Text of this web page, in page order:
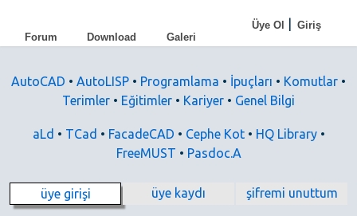
Üye Ol
Giriş
Forum
Download Galeri
AutoCAD • AutoLISP • Programlama • İpuçları • Komutlar •
Terimler • Eğitimler • Kariyer • Genel Bilgi
aLd • TCad • FacadeCAD • Cephe Kot• HQ Library•
FreeMUST • Pasdoc.A
üye girişi üye kaydı şifremi unuttum